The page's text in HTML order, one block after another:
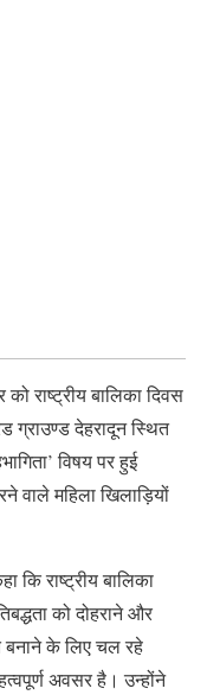
राष्ट्रीय बालिका दिवस
देहरादून स्थित
विषय पर हुई
वाले महिला खिलाड़ियों
कि राष्ट्रीय बालिका
को दोहराने और
के लिए चल रहे
अवसर है। उन्होंने